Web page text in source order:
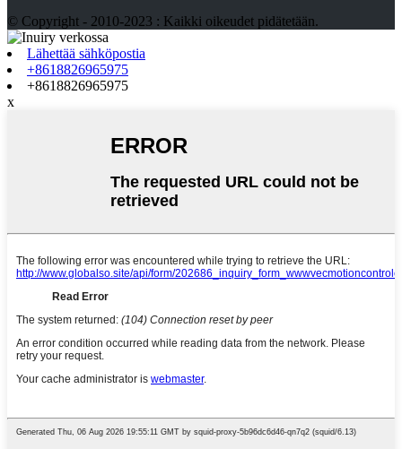
© Copyright - 2010-2023 : Kaikki oikeudet pidätetään.
Lähettää sähköpostia
+8618826965975
+8618826965975
x